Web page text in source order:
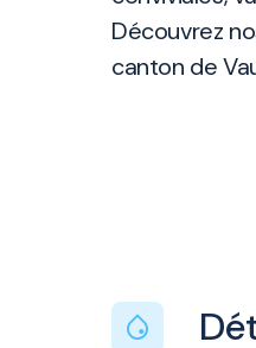
Découvrez
canton de